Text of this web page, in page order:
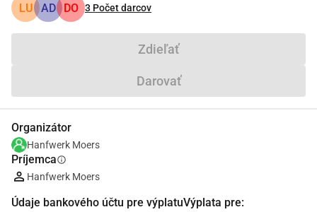
LU AD DO 3 Počet darcov
Zdieľať
Darovať
Organizátor
Hanfwerk Moers
Príjemcainfo
Hanfwerk Moers
Údaje bankového účtu pre výplatuVýplata pre: